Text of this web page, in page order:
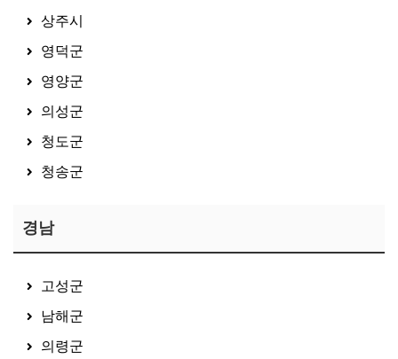
상주시
영덕군
영양군
의성군
청도군
청송군
경남
고성군
남해군
의령군